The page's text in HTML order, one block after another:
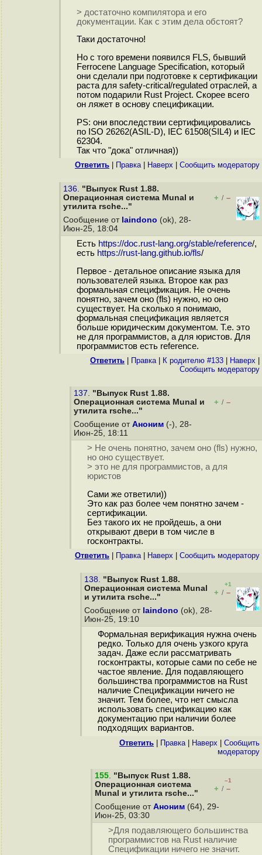
> достаточно компилятора и его
документации. Как с этим дела обстоят?
Таки достаточно!
Но с того времени появился FLS, бывший
Ferrocene Language Specification, который
они сделали при подготовке к сертификации
раста для safety-critical/regulated отраслей, а
потом подарили Rust Project. Скорее всего
он ляжет в основу спецификации.
PS: они впоследствии сертифицировались
по ISO 26262(ASIL-D), IEC 61508(SIL4) и IEC
62304.
Так что "дока" отличная))
Ответить Правка| Наверх Cообщить модератору
136. "Выпуск Rust 1.88.
Операционная система Munal и
утилита rsche..."
+ / –
Сообщение от laindono (ok), 28-
Июн-25, 18:04
Есть https://doc.rust-lang.org/stable/reference/,
есть https://rust-lang.github.io/fls/
Первое - детальное описание языка для
пользователей языка. Второе как раз
формальная спецификация. Не очень
понятно, зачем оно (fls) нужно, но оно
существует. На сколько я понимаю,
формальная спецификация является
больше юридическим документом. Т.е. это
не для программистов, а для юристов. Для
программистов есть reference.
Ответить Правка| К родителю #133 Наверх
Cообщить модератору
137. "Выпуск Rust 1.88.
Операционная система Munal и
утилита rsche..."
+ / –
Сообщение от Аноним (-), 28-
Июн-25, 18:11
> Не очень понятно, зачем оно (fls) нужно,
но оно существует.
> это не для программистов, а для
юристов
Сами же ответили))
Это как раз более чем понятно зачем -
сертификации.
Без такого их не пройдешь, а они
открывают двери в том числе в
госконтракты.
Ответить Правка| Наверх Cообщить модератору
138. "Выпуск Rust 1.88.
Операционная система Munal
и утилита rsche..."
+1
+ / –
Сообщение от laindono (ok), 28-
Июн-25, 19:10
Формальная верификация нужна очень
редко. Только для очень узкого круга
задач. Даже если рассматривать
госконтракты, которые сами по себе не
частое явление. Для подавляющего
большинства программистов на Rust
наличие Спецификации ничего не
значит. Тем более, что нет смысла
использовать спецификацию как
документацию при наличии более
подходящих вариантов.
Ответить Правка| Наверх
Cообщить
модератору
155. "Выпуск Rust 1.88.
Операционная система
Munal и утилита rsche..."
–1
+ / –
Сообщение от Аноним (64), 29-
Июн-25, 03:30
>Для подавляющего большинства
программистов на Rust наличие
Спецификации ничего не значит.